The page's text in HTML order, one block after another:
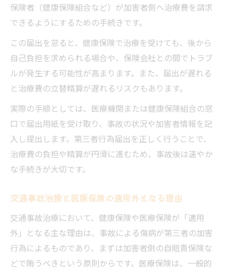
保険者（健康保険組合など）が加害者側へ治療費を請求
できるようにするための手続きです。
この届出を怠ると、健康保険で治療を受けても、後から
自己負担を求められる場合や、保険会社との間でトラブ
ルが発生する可能性が高まります。また、届出が遅れる
と治療費の立替精算が遅れるリスクもあります。
実際の手順としては、医療機関または健康保険組合の窓
口で届出用紙を受け取り、事故の状況や加害者情報を記
入し提出します。第三者行為届出を正しく行うことで、
治療費の負担や精算が円滑に進むため、事故後は速やか
な手続きが大切です。
交通事故治療と医療保険の適用外となる理由
交通事故治療において、健康保険や医療保険が「適用
外」となる主な理由は、事故による傷病が第三者の加害
行為によるものであり、まずは加害者側の自賠責保険な
どで賄うべきという原則からです。医療保険は、一般的